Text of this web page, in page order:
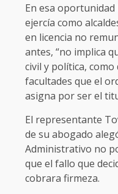
En esa
ejercía como
en licencia no
antes, “no implica
civil y política,
facultades que el
asigna por ser el
El representante
de su abogado
Administrativo no
que el fallo que
cobrara firmeza.